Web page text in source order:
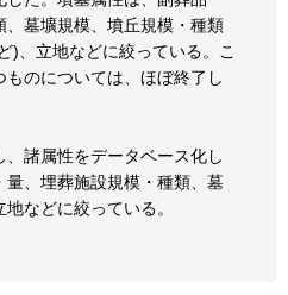
、墓壙規模、墳丘規模・種類
)、立地などに絞っている。こ
のについては、ほぼ終了し
諸属性をデータベース化し
、埋葬施設規模・種類、墓
などに絞っている。